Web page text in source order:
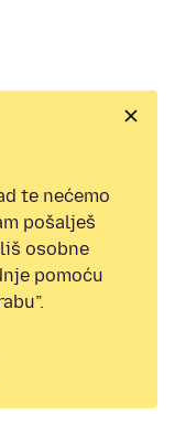
te nećemo
pošalješ
osobne
pomoću